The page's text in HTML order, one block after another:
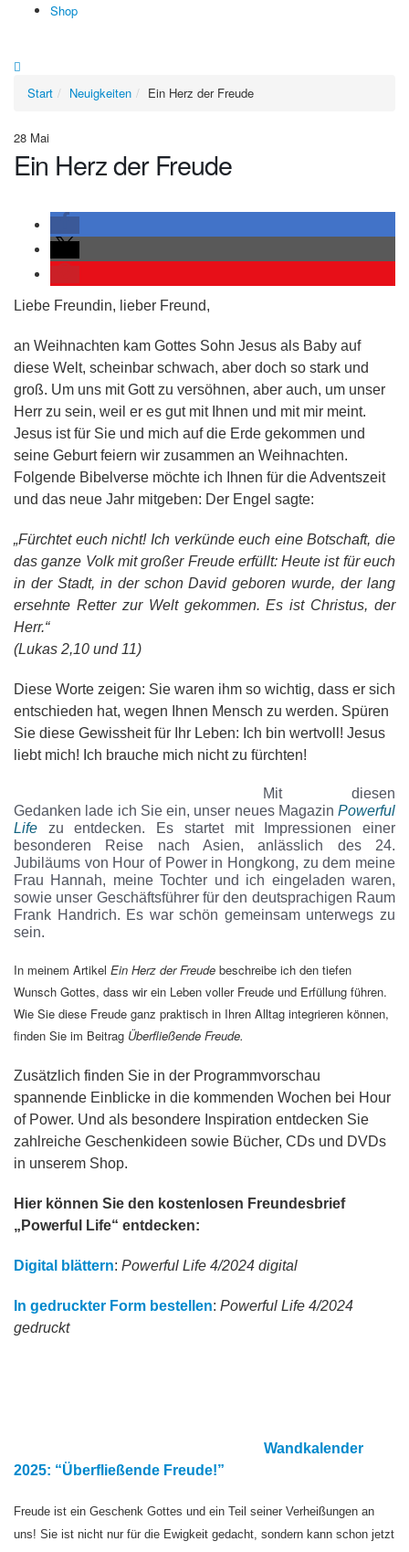
Shop
Start Neuigkeiten Ein Herz der Freude
28 Mai
Ein Herz der Freude
Liebe Freundin, lieber Freund,
an Weihnachten kam Gottes Sohn Jesus als Baby auf
diese Welt, scheinbar schwach, aber doch so stark und
groß. Um uns mit Gott zu versöhnen, aber auch, um unser
Herr zu sein, weil er es gut mit Ihnen und mit mir meint.
Jesus ist für Sie und mich auf die Erde gekommen und
seine Geburt feiern wir zusammen an Weihnachten.
Folgende Bibelverse möchte ich Ihnen für die Adventszeit
und das neue Jahr mitgeben: Der Engel sagte:
„Fürchtet euch nicht! Ich verkünde euch eine Botschaft, die
das ganze Volk mit großer Freude erfüllt: Heute ist für euch
in der Stadt, in der schon David geboren wurde, der lang
ersehnte Retter zur Welt gekommen. Es ist Christus, der
Herr.“
(Lukas 2,10 und 11)
Diese Worte zeigen: Sie waren ihm so wichtig, dass er sich
entschieden hat, wegen Ihnen Mensch zu werden. Spüren
Sie diese Gewissheit für Ihr Leben: Ich bin wertvoll! Jesus
liebt mich! Ich brauche mich nicht zu fürchten!
Mit diesen
Gedanken lade ich Sie ein, unser neues Magazin Powerful
Life zu entdecken. Es startet mit Impressionen einer
besonderen Reise nach Asien, anlässlich des 24.
Jubiläums von Hour of Power in Hongkong, zu dem meine
Frau Hannah, meine Tochter und ich eingeladen waren,
sowie unser Geschäftsführer für den deutsprachigen Raum
Frank Handrich. Es war schön gemeinsam unterwegs zu
sein.
In meinem Artikel Ein Herz der Freude beschreibe ich den tiefen
Wunsch Gottes, dass wir ein Leben voller Freude und Erfüllung führen.
Wie Sie diese Freude ganz praktisch in Ihren Alltag integrieren können,
finden Sie im Beitrag Überfließende Freude.
Zusätzlich finden Sie in der Programmvorschau
spannende Einblicke in die kommenden Wochen bei Hour
of Power. Und als besondere Inspiration entdecken Sie
zahlreiche Geschenkideen sowie Bücher, CDs und DVDs
in unserem Shop.
Hier können Sie den kostenlosen Freundesbrief
„Powerful Life“ entdecken:
Digital blättern: Powerful Life 4/2024 digital
In gedruckter Form bestellen: Powerful Life 4/2024
gedruckt
Wandkalender
2025: “Überfließende Freude!”
Freude ist ein Geschenk Gottes und ein Teil seiner Verheißungen an
uns! Sie ist nicht nur für die Ewigkeit gedacht, sondern kann schon jetzt